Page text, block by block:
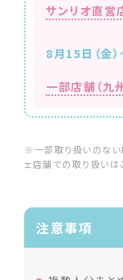
サンリオ直営
8月15日（金
一部店舗（九
※一部取り扱いのない
ェ店舗での取り扱いは
注意事項